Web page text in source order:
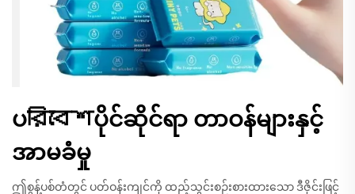
ပরিবেশပိုင်ဆိုင်ရာ တာဝန်များနှင့်
အာမခံမှု
ဤစွန့်ပစ်တံတွင် ပတ်ဝန်းကျင်ကို ထည့်သွင်းစဉ်းစားထားသော ဒီဇိုင်းဖြင့်